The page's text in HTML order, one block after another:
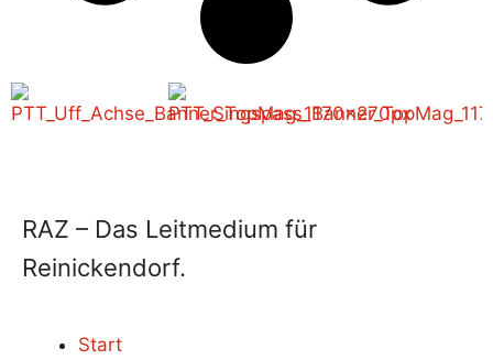
RAZ – Das Leitmedium für
Reinickendorf.
Start